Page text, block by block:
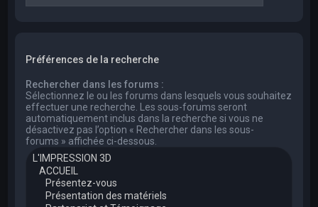
Préférences de la recherche
Rechercher dans les forums :
Sélectionnez le ou les forums dans lesquels vous souhaitez
effectuer une recherche. Les sous-forums seront
automatiquement inclus dans la recherche si vous ne
désactivez pas l’option « Rechercher dans les sous-
forums » affichée ci-dessous.